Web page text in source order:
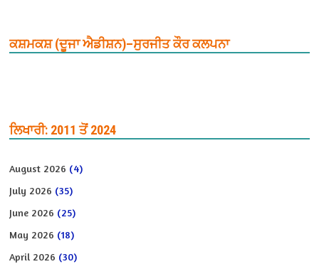
ਕਸ਼ਮਕਸ਼ (ਦੂਜਾ ਐਡੀਸ਼ਨ)–ਸੁਰਜੀਤ ਕੌਰ ਕਲਪਨਾ
ਲਿਖਾਰੀ: 2011 ਤੋਂ 2024
August 2026 (4)
July 2026 (35)
June 2026 (25)
May 2026 (18)
April 2026 (30)